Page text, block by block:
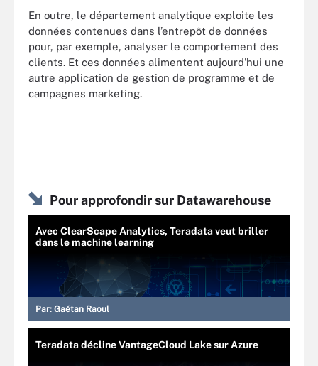
En outre, le département analytique exploite les
données contenues dans l’entrepôt de données
pour, par exemple, analyser le comportement des
clients. Et ces données alimentent aujourd'hui une
autre application de gestion de programme et de
campagnes marketing.
Pour approfondir sur Datawarehouse
Avec ClearScape Analytics, Teradata veut briller
dans le machine learning
Par: Gaétan Raoul
Teradata décline VantageCloud Lake sur Azure